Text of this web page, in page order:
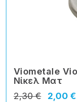
Viometale
Νίκελ Ματ
2,00 €
2,30 €